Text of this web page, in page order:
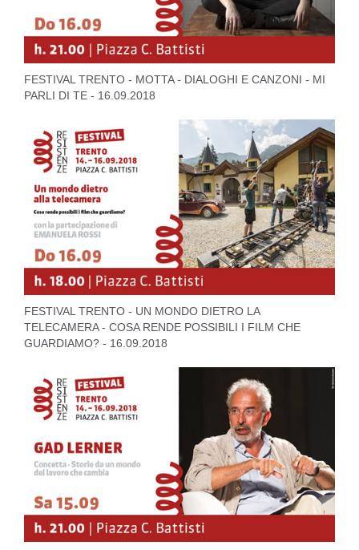
FESTIVAL TRENTO - MOTTA - DIALOGHI E CANZONI - MI
PARLI DI TE - 16.09.2018
FESTIVAL TRENTO - UN MONDO DIETRO LA
TELECAMERA - COSA RENDE POSSIBILI I FILM CHE
GUARDIAMO? - 16.09.2018